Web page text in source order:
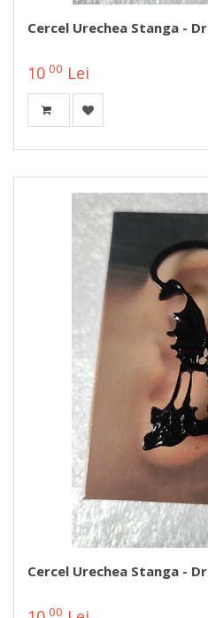
Cercel Urechea Stanga -
10 00 Lei
Cercel Urechea Stanga -
00